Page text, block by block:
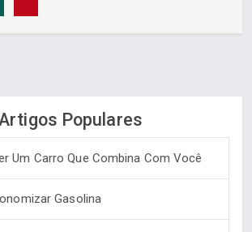
Artigos Populares
Um Carro Que Combina Com Você
Gasolina